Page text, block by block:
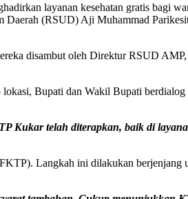
layanan kesehatan gratis bagi
Daerah (RSUD) Aji Muhammad
disambut oleh Direktur RSUD
Bupati dan Wakil Bupati berdialog
Kukar telah diterapkan, baik di
Langkah ini dilakukan berjenjang